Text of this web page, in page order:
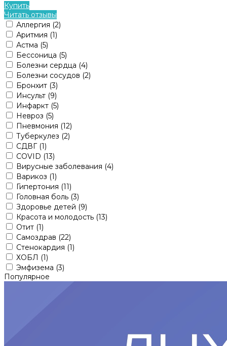
Купить
Читать отзывы
Аллергия (2)
Аритмия (1)
Астма (5)
Бессоница (5)
Болезни сердца (4)
Болезни сосудов (2)
Бронхит (3)
Инсульт (9)
Инфаркт (5)
Невроз (5)
Пневмония (12)
Туберкулез (2)
СДВГ (1)
COVID (13)
Вирусные заболевания (4)
Варикоз (1)
Гипертония (11)
Головная боль (3)
Здоровье детей (9)
Красота и молодость (13)
Отит (1)
Самоздрав (22)
Стенокардия (1)
ХОБЛ (1)
Эмфизема (3)
Популярное